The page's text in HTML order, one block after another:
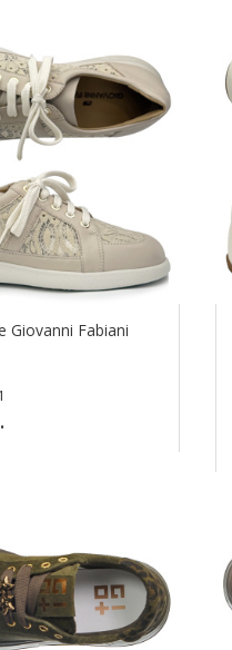
Giovanni Fabiani